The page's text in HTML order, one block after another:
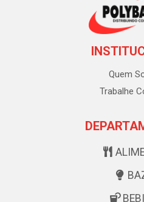
Quem
Trabalhe